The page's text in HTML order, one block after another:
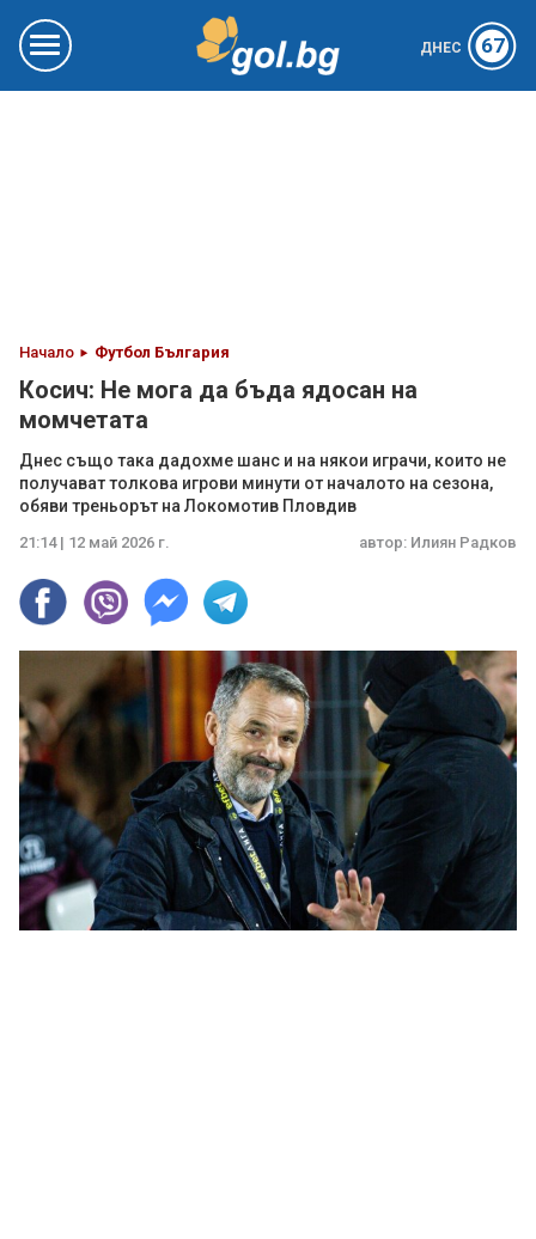
ДНЕС 67
Начало Футбол България
Косич: Не мога да бъда ядосан на
момчетата
Днес също така дадохме шанс и на някои играчи, които не
получават толкова игрови минути от началото на сезона,
обяви треньорът на Локомотив Пловдив
21:14 | 12 май 2026 г. автор: Илиян Радков